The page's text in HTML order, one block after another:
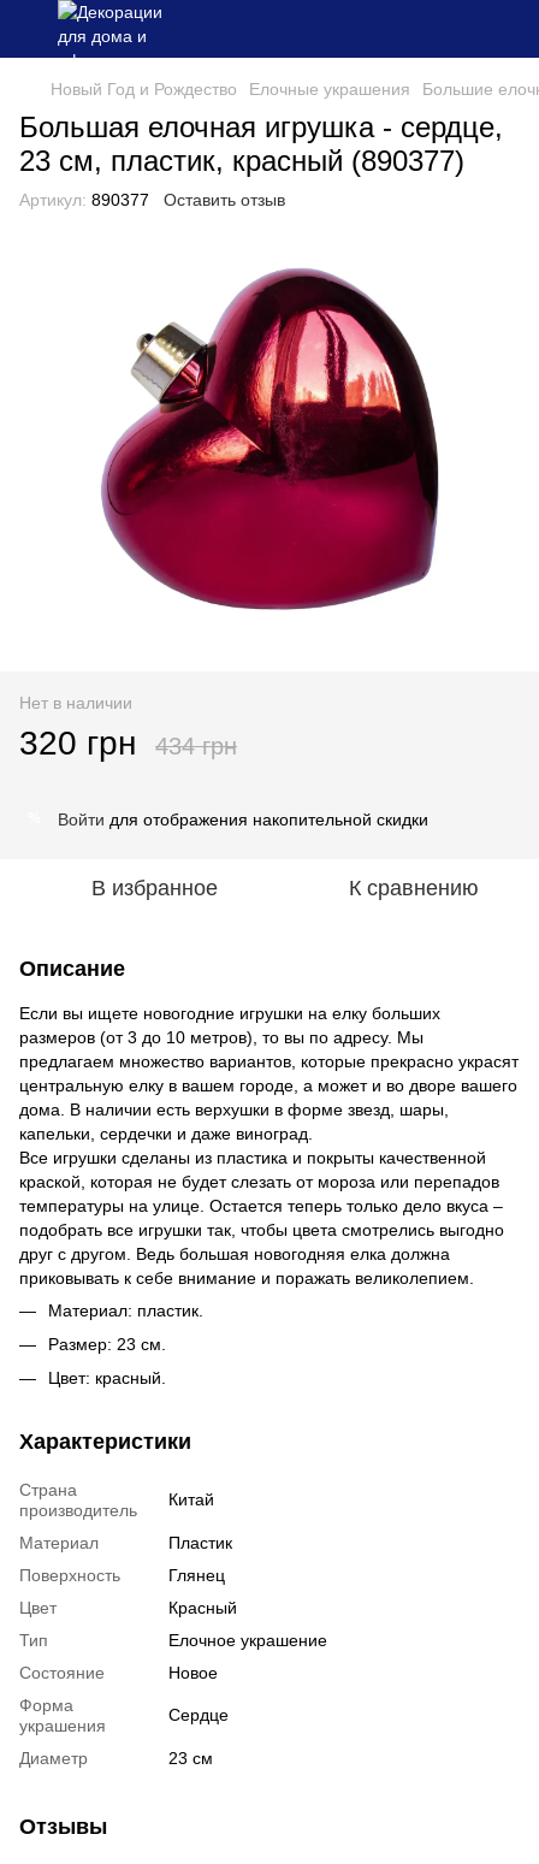
Новый Год и Рождество Елочные украшения Большие
Большая елочная игрушка - сердце,
23 см, пластик, красный (890377)
Артикул: 890377 Оставить отзыв
Нет в наличии
320 грн 434 грн
Войти для отображения накопительной скидки
В избранное К сравнению
Описание
Если вы ищете новогодние игрушки на елку больших
размеров (от 3 до 10 метров), то вы по адресу. Мы
предлагаем множество вариантов, которые прекрасно украсят
центральную елку в вашем городе, а может и во дворе вашего
дома. В наличии есть верхушки в форме звезд, шары,
капельки, сердечки и даже виноград.
Все игрушки сделаны из пластика и покрыты качественной
краской, которая не будет слезать от мороза или перепадов
температуры на улице. Остается теперь только дело вкуса –
подобрать все игрушки так, чтобы цвета смотрелись выгодно
друг с другом. Ведь большая новогодняя елка должна
приковывать к себе внимание и поражать великолепием.
Материал: пластик.
Размер: 23 см.
Цвет: красный.
Характеристики
Страна
производитель
Китай
Материал
Пластик
Поверхность
Глянец
Цвет
Красный
Тип
Елочное украшение
Состояние
Новое
Форма
украшения
Сердце
Диаметр 23 см
Отзывы